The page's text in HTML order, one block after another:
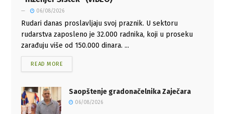
06/08/2026
Rudari danas proslavljaju svoj praznik. U sektoru
rudarstva zaposleno je 32.000 radnika, koji u proseku
zarađuju više od 150.000 dinara. ...
READ MORE
Saopštenje gradonačelnika Zaječara
06/08/2026